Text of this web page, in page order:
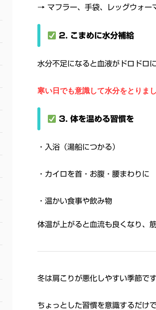
→ マフラー、手袋、レッグウォー
2. こまめに水分補給
水分不足になると血液がドロドロ
寒い日でも意識して水分をとりま
3. 体を温める習慣を
・入浴（湯船につかる）
・カイロを首・お腹・腰まわりに
・温かい食事や飲み物
体温が上がると血流も良くなり、
冬は肩こりが悪化しやすい季節です
ちょっとした習慣を意識するだけ